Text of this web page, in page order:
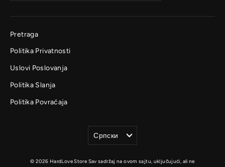
se
Pretraga
Politika Privatnosti
Uslovi Poslovanja
Politika Slanja
Politika Povraćaja
Jezik
Српски
© 2026 HardLove Store Sav sadržaj na ovom sajtu, uključujući, ali ne